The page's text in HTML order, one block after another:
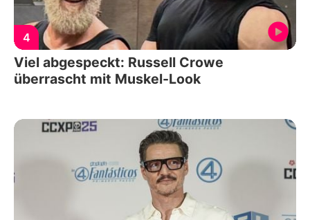
4
Viel abgespeckt: Russell Crowe
überrascht mit Muskel-Look